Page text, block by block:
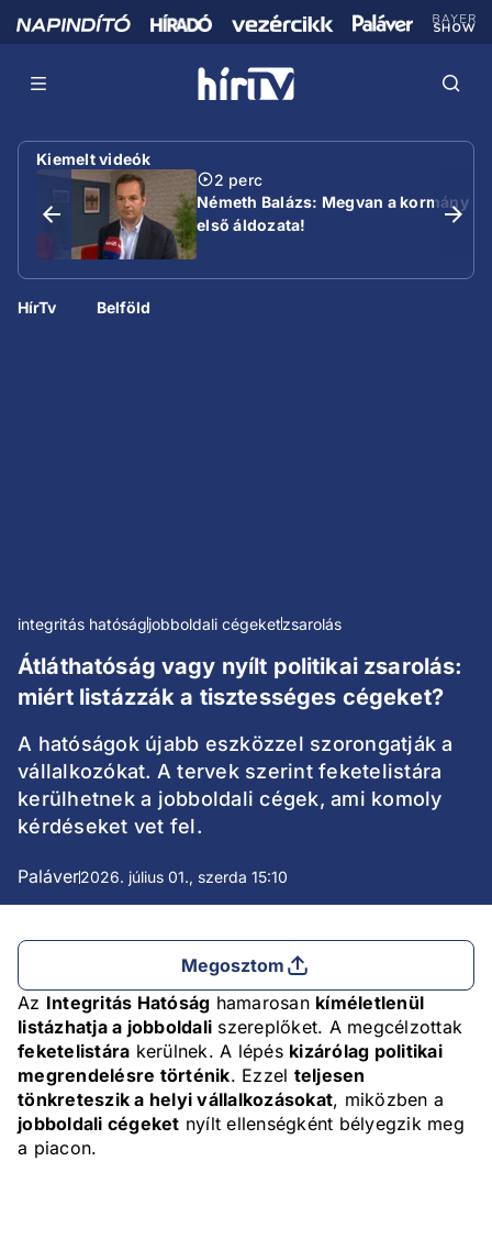
Kiemelt videók
2 perc
Németh Balázs: Megvan a kormány
első áldozata!
HírTv Belföld
integritás hatóságjobboldali cégeketzsarolás
Átláthatóság vagy nyílt politikai zsarolás:
miért listázzák a tisztességes cégeket?
A hatóságok újabb eszközzel szorongatják a
vállalkozókat. A tervek szerint feketelistára
kerülhetnek a jobboldali cégek, ami komoly
kérdéseket vet fel.
Paláver2026. július 01., szerda 15:10
Megosztom
Az Integritás Hatóság hamarosan kíméletlenül
listázhatja a jobboldali szereplőket. A megcélzottak
feketelistára kerülnek. A lépés kizárólag politikai
megrendelésre történik. Ezzel teljesen
tönkreteszik a helyi vállalkozásokat, miközben a
jobboldali cégeket nyílt ellenségként bélyegzik meg
a piacon.